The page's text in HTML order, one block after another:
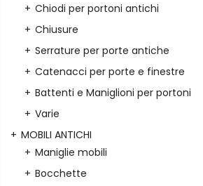
Chiodi per portoni antichi
Chiusure
Serrature per porte antiche
Catenacci per porte e finestre
Battenti e Maniglioni per portoni
Varie
MOBILI ANTICHI
Maniglie mobili
Bocchette